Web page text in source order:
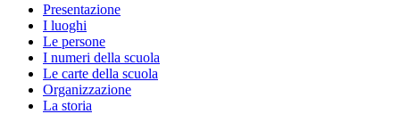
Presentazione
I luoghi
Le persone
I numeri della scuola
Le carte della scuola
Organizzazione
La storia